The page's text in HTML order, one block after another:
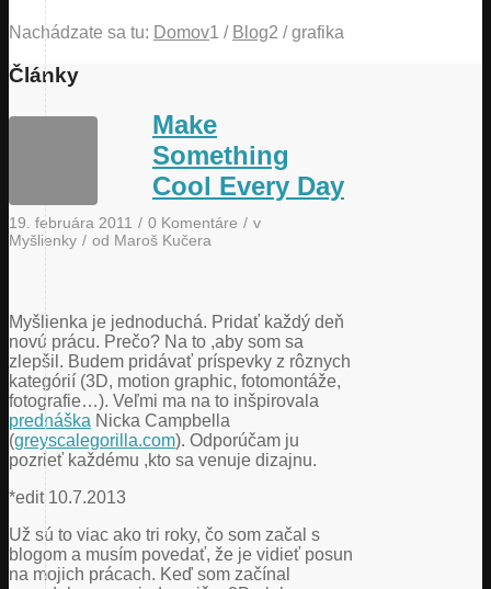
Nachádzate sa tu: Domov1 / Blog2 / grafika
Články
Make
Something
Cool Every Day
19. februára 2011 / 0 Komentáre / v
Myšlienky / od Maroš Kučera
Myšlienka je jednoduchá. Pridať každý deň
novú prácu. Prečo? Na to ,aby som sa
zlepšil. Budem pridávať príspevky z rôznych
kategórií (3D, motion graphic, fotomontáže,
fotografie…). Veľmi ma na to inšpirovala
prednáška Nicka Campbella
(greyscalegorilla.com). Odporúčam ju
pozrieť každému ,kto sa venuje dizajnu.
*edit 10.7.2013
Už sú to viac ako tri roky, čo som začal s
blogom a musím povedať, že je vidieť posun
na mojich prácach. Keď som začínal